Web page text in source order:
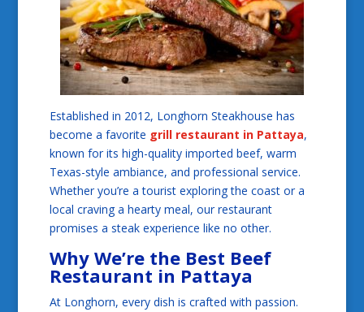
Established in 2012, Longhorn Steakhouse has
become a favorite grill restaurant in Pattaya,
known for its high-quality imported beef, warm
Texas-style ambiance, and professional service.
Whether you’re a tourist exploring the coast or a
local craving a hearty meal, our restaurant
promises a steak experience like no other.
Why We’re the Best Beef
Restaurant in Pattaya
At Longhorn, every dish is crafted with passion.